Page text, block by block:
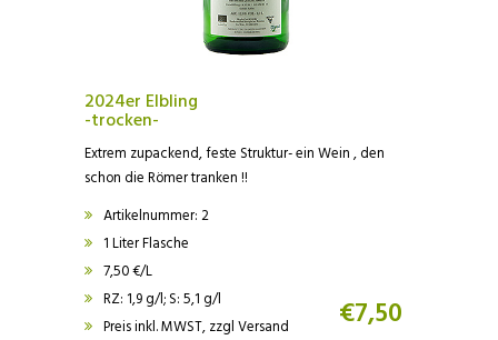
2024er Elbling
-trocken-
Extrem zupackend, feste Struktur- ein Wein , den
schon die Römer tranken !!
Artikelnummer: 2
1 Liter Flasche
7,50 €/L
RZ: 1,9 g/l; S: 5,1 g/l
Preis inkl. MWST, zzgl Versand
€7,50